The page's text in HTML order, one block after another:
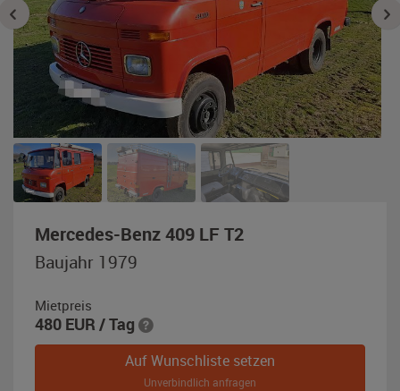
Mercedes-Benz 409 LF T2,
Baujahr 1979
Mietpreis
480 EUR / Tag
Auf Wunschliste setzen
Unverbindlich anfragen